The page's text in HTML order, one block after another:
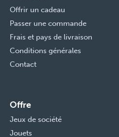
Offrir un cadeau
Passer une commande
Frais et pays de livraison
Conditions générales
Contact
Offre
Jeux de société
Jouets